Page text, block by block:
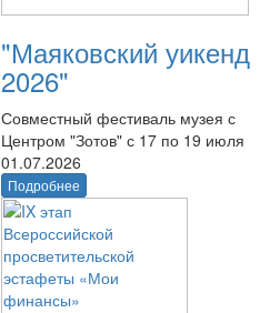
"Маяковский уикенд
2026"
Совместный фестиваль музея с
Центром "Зотов" с 17 по 19 июля
01.07.2026
Подробнее